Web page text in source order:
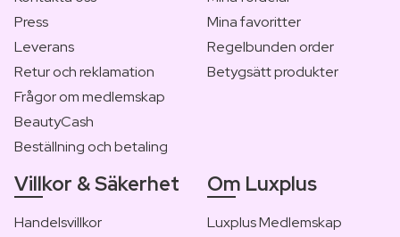
Press
Leverans
Retur och reklamation
Frågor om medlemskap
BeautyCash
Beställning och betaling
Mina favoritter
Regelbunden order
Betygsätt produkter
Villkor & Säkerhet
Handelsvillkor
Om Luxplus
Luxplus Medlemskap